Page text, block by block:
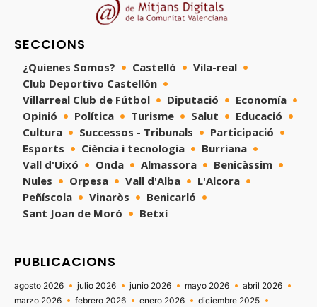
SECCIONS
¿Quienes Somos? Castelló
Vila-real
Club Deportivo Castellón
Villarreal Club de Fútbol
Diputació
Economía
Opinió
Política Turisme Salut
Educació
Cultura
Successos - Tribunals
Participació
Esports
Ciència i tecnologia
Burriana
Vall d'Uixó
Onda Almassora
Benicàssim
Nules
Orpesa Vall d'Alba
L'Alcora
Peñíscola
Vinaròs
Benicarló
Sant Joan de Moró
Betxí
PUBLICACIONS
agosto 2026 julio 2026 junio 2026 mayo 2026
abril 2026
marzo 2026
febrero 2026 enero 2026
diciembre 2025